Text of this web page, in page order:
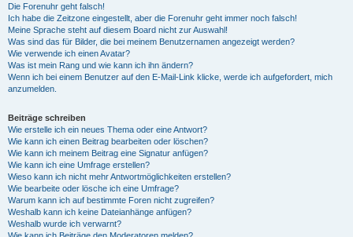
Die Forenuhr geht falsch!
Ich habe die Zeitzone eingestellt, aber die Forenuhr geht immer noch falsch!
Meine Sprache steht auf diesem Board nicht zur Auswahl!
Was sind das für Bilder, die bei meinem Benutzernamen angezeigt werden?
Wie verwende ich einen Avatar?
Was ist mein Rang und wie kann ich ihn ändern?
Wenn ich bei einem Benutzer auf den E-Mail-Link klicke, werde ich aufgefordert, mich
anzumelden.
Beiträge schreiben
Wie erstelle ich ein neues Thema oder eine Antwort?
Wie kann ich einen Beitrag bearbeiten oder löschen?
Wie kann ich meinem Beitrag eine Signatur anfügen?
Wie kann ich eine Umfrage erstellen?
Wieso kann ich nicht mehr Antwortmöglichkeiten erstellen?
Wie bearbeite oder lösche ich eine Umfrage?
Warum kann ich auf bestimmte Foren nicht zugreifen?
Weshalb kann ich keine Dateianhänge anfügen?
Weshalb wurde ich verwarnt?